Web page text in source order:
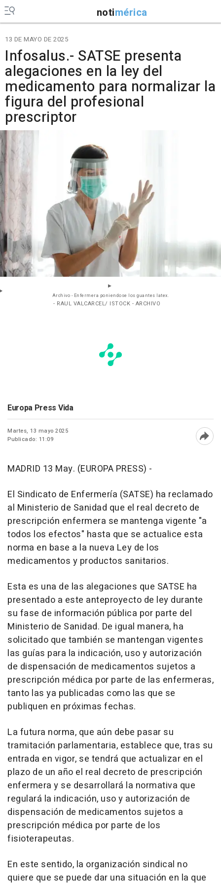
notimérica
13 DE MAYO DE 2025
Infosalus.- SATSE presenta
alegaciones en la ley del
medicamento para normalizar la
figura del profesional
prescriptor
Archivo - Enfermera poniendose los guantes latex.
- RAUL VALCARCEL/ ISTOCK - ARCHIVO
Europa Press Vida
Martes, 13 mayo 2025
Publicado: 11:09
MADRID 13 May. (EUROPA PRESS) -
El Sindicato de Enfermería (SATSE) ha reclamado
al Ministerio de Sanidad que el real decreto de
prescripción enfermera se mantenga vigente "a
todos los efectos" hasta que se actualice esta
norma en base a la nueva Ley de los
medicamentos y productos sanitarios.
Esta es una de las alegaciones que SATSE ha
presentado a este anteproyecto de ley durante
su fase de información pública por parte del
Ministerio de Sanidad. De igual manera, ha
solicitado que también se mantengan vigentes
las guías para la indicación, uso y autorización
de dispensación de medicamentos sujetos a
prescripción médica por parte de las enfermeras,
tanto las ya publicadas como las que se
publiquen en próximas fechas.
La futura norma, que aún debe pasar su
tramitación parlamentaria, establece que, tras su
entrada en vigor, se tendrá que actualizar en el
plazo de un año el real decreto de prescripción
enfermera y se desarrollará la normativa que
regulará la indicación, uso y autorización de
dispensación de medicamentos sujetos a
prescripción médica por parte de los
fisioterapeutas.
En este sentido, la organización sindical no
quiere que se puede dar una situación en la que